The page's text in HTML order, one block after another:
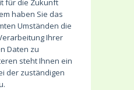
haben Sie das
Umständen die
Ihrer
Daten zu
steht Ihnen ein
der zuständigen